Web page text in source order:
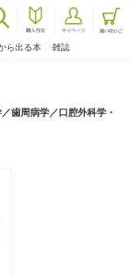
ら出る本 雑誌
歯周病学／口腔外科学・